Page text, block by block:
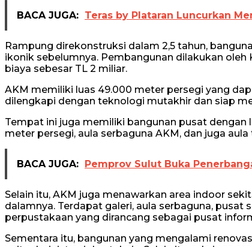
BACA JUGA: Teras by Plataran Luncurkan
Rampung direkonstruksi dalam 2,5 tahun,
ikonik sebelumnya. Pembangunan dilakukan
biaya sebesar TL 2 miliar.
AKM memiliki luas 49.000 meter persegi yang
dilengkapi dengan teknologi mutakhir dan siap
Tempat ini juga memiliki bangunan pusat dengan
meter persegi, aula serbaguna AKM, dan juga
BACA JUGA: Pemprov Sulut Buka
Selain itu, AKM juga menawarkan area indoor
dalamnya. Terdapat galeri, aula serbaguna,
perpustakaan yang dirancang sebagai pusat
Sementara itu, bangunan yang mengalami